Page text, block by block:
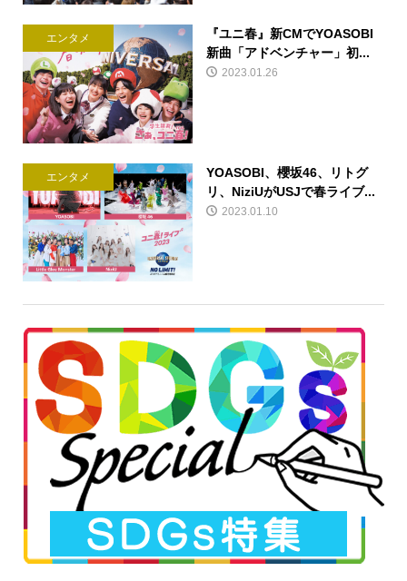
エンタメ
『ユニ春』新CMでYOASOBI
新曲「アドベンチャー」初...
2023.01.26
エンタメ
YOASOBI、櫻坂46、リトグ
リ、NiziUがUSJで春ライブ...
2023.01.10